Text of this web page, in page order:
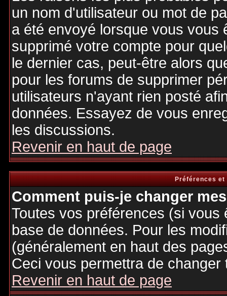
un nom d'utilisateur ou mot de
a été envoyé lorsque vous vous
supprimé votre compte pour
le dernier cas, peut-être alors
pour les forums de supprimer
utilisateurs n'ayant rien posté
données. Essayez de vous
les discussions.
Revenir en haut de page
Préférences
Comment puis-je changer
Toutes vos préférences (si
base de données. Pour les
(généralement en haut des
Ceci vous permettra de
Revenir en haut de page